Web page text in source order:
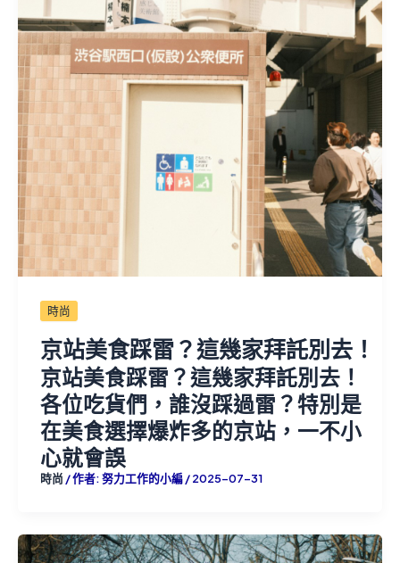
時尚
京站美食踩雷？這幾家拜託別去！
京站美食踩雷？這幾家拜託別去！
各位吃貨們，誰沒踩過雷？特別是
在美食選擇爆炸多的京站，一不小
心就會誤
時尚 / 作者:努力工作的小編/2025-07-31